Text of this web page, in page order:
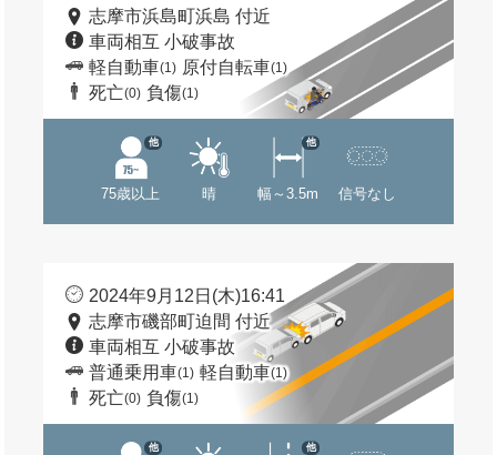
志摩市浜島町浜島 付近
車両相互 小破事故
軽自動車(1) 原付自転車(1)
死亡(0) 負傷(1)
75歳以上
他
晴 幅～3.5m
他
信号なし
2024年9月12日(木)16:41
志摩市磯部町迫間 付近
車両相互 小破事故
普通乗用車(1) 軽自動車(1)
死亡(0) 負傷(1)
他 他